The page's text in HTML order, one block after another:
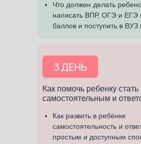
Как помочь ребенку стать
самостоятельным и
Как развить в ребёнке
самостоятельность и
простым и доступным
Что должен делать
написать ВПР, ОГЭ и ЕГЭ
баллов и поступить в